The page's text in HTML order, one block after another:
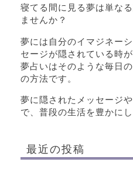
寝てる間に見る夢は単な
ませんか？
夢には自分のイマジネー
セージが隠されている時が
夢占いはそのような毎日
の方法です。
夢に隠されたメッセージ
で、普段の生活を豊かにし
最近の投稿